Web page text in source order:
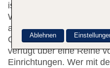
ist gerne bei allen Fragen
Wertgegenstände können
abgeschlossen werden.
Gäste Zugang zum
verfügt über eine Reihe
Einrichtungen. Wer mit
Ablehnen